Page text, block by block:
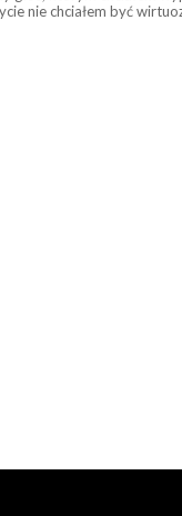
nie chciałem być